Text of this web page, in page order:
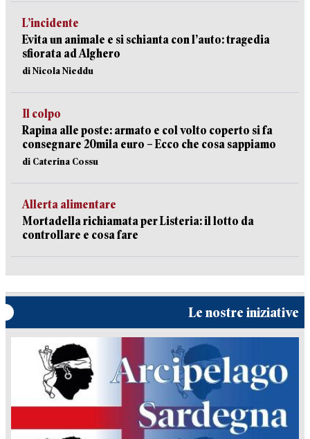
L’incidente
Evita un animale e si schianta con l’auto: tragedia
sfiorata ad Alghero
di Nicola Nieddu
Il colpo
Rapina alle poste: armato e col volto coperto si fa
consegnare 20mila euro – Ecco che cosa sappiamo
di Caterina Cossu
Allerta alimentare
Mortadella richiamata per Listeria: il lotto da
controllare e cosa fare
Le nostre iniziative